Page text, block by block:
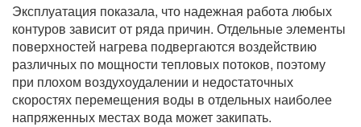
Эксплуатация показала, что надежная работа любых
контуров зависит от ряда причин. Отдельные элементы
поверхностей нагрева подвергаются воздействию
различных по мощности тепловых потоков, поэтому
при плохом воздухоудалении и недостаточных
скоростях перемещения воды в отдельных наиболее
напряженных местах вода может закипать.